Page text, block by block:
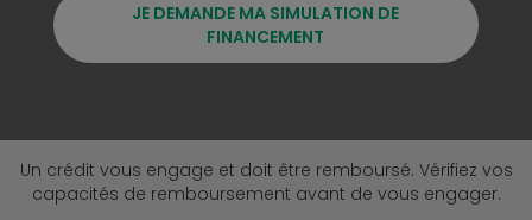
JE DEMANDE MA SIMULATION DE
FINANCEMENT
Un crédit vous engage et doit être remboursé. Vérifiez vos
capacités de remboursement avant de vous engager.